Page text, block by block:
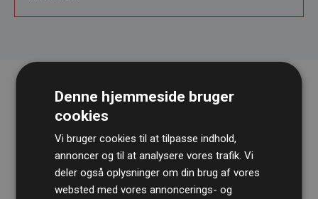
RevisionshusetBDOgennemgår løbende vores
Denne hjemmeside bruger
cookies
Vi bruger cookies til at tilpasse indhold,
annoncer og til at analysere vores trafik. Vi
deler også oplysninger om din brug af vores
websted med vores annoncerings- og